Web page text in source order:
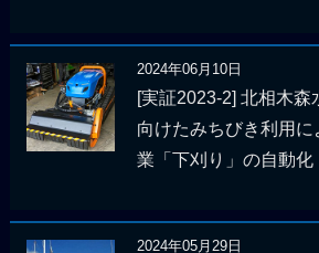
2024年06月10日
[実証2023-2] 北相木
向けたみちびき利用
業「下刈り」の自動化
2024年05月29日